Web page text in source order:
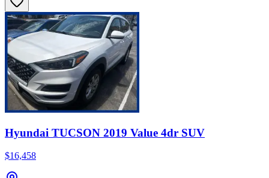
Hyundai TUCSON 2019 Value 4dr SUV
$16,458